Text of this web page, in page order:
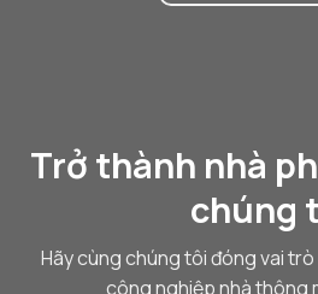
Trở thành nhà
chúng
Hãy cùng chúng tôi đóng vai
công nghiệp nhà thông